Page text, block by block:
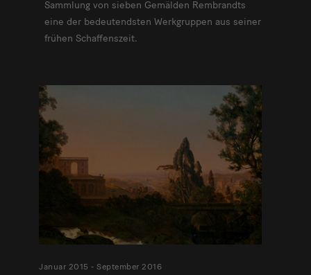
Sammlung von sieben Gemälden Rembrandts
eine der bedeutendsten Werkgruppen aus seiner
frühen Schaffenszeit.
Januar 2015 - September 2016